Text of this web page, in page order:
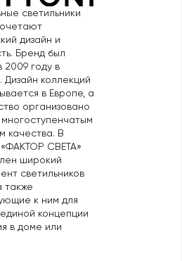
светильники
дизайн и
Бренд был
2009 году в
Дизайн коллекций
в Европе, а
организовано
качества. В
«ФАКТОР СВЕТА»
широкий
светильников
также
к ним для
концепции
в доме или